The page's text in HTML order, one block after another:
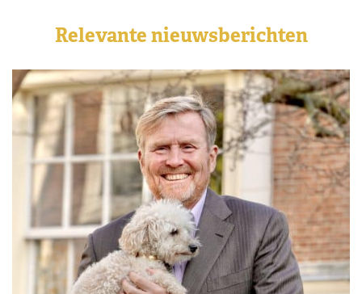
Relevante nieuwsberichten